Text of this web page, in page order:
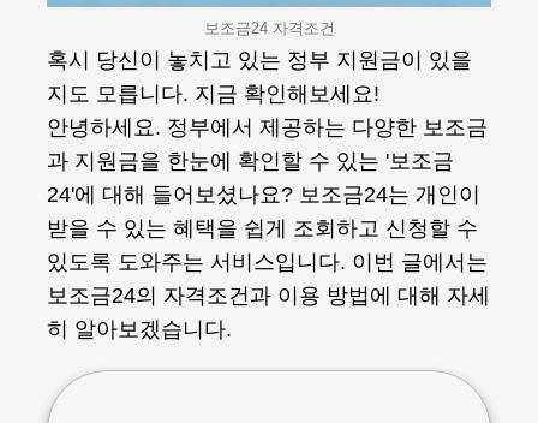
보조금24 자격조건
혹시 당신이 놓치고 있는 정부 지원금이 있을
지도 모릅니다. 지금 확인해보세요!
안녕하세요. 정부에서 제공하는 다양한 보조금
과 지원금을 한눈에 확인할 수 있는 '보조금
24'에 대해 들어보셨나요? 보조금24는 개인이
받을 수 있는 혜택을 쉽게 조회하고 신청할 수
있도록 도와주는 서비스입니다. 이번 글에서는
보조금24의 자격조건과 이용 방법에 대해 자세
히 알아보겠습니다.